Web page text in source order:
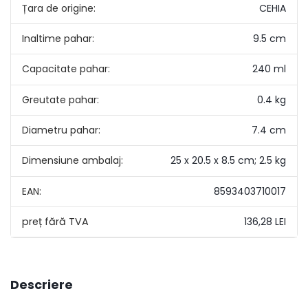
Țara de origine: CEHIA
Inaltime pahar: 9.5 cm
Capacitate pahar: 240 ml
Greutate pahar: 0.4 kg
Diametru pahar: 7.4 cm
Dimensiune ambalaj: 25 x 20.5 x 8.5 cm; 2.5 kg
EAN: 8593403710017
136,28 LEI
Descriere